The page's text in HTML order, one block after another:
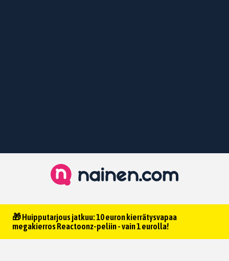
🎁 Huipputarjous jatkuu: 10 euron kierrätysvapaa
megakierros Reactoonz-peliin - vain 1 eurolla!